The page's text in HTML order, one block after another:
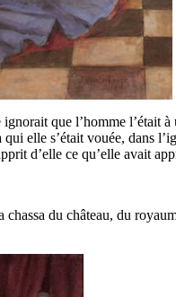
que l’homme l’était
elle s’était vouée, dans
d’elle ce qu’elle avait
du château, du